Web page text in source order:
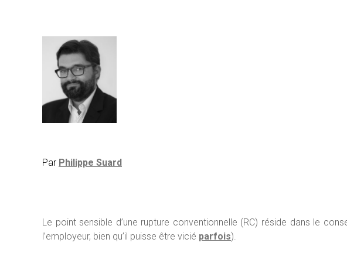
Par Philippe Suard
Le point sensible d’une rupture conventionnelle (RC) réside dans le
l’employeur, bien qu’il puisse être vicié parfois).